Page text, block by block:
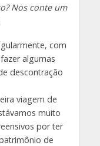
Nos conte um
com
algumas
descontração
viagem de
muito
por ter
de